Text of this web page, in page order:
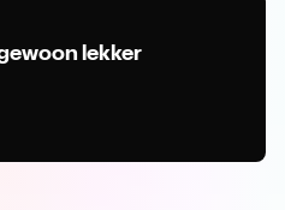
lekker